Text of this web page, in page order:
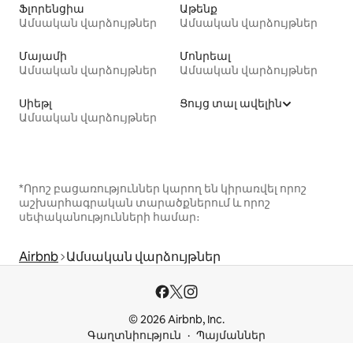
Ֆլորենցիա
Ամսական վարձույթներ
Աթենք
Ամսական վարձույթներ
Մայամի
Ամսական վարձույթներ
Մոնրեալ
Ամսական վարձույթներ
Սիեթլ
Ամսական վարձույթներ
Ցույց տալ ավելին
*Որոշ բացառություններ կարող են կիրառվել որոշ
աշխարհագրական տարածքներում և որոշ
սեփականությունների համար։
Airbnb Ամսական վարձույթներ
© 2026 Airbnb, Inc.
Գաղտնիություն
Պայմաններ